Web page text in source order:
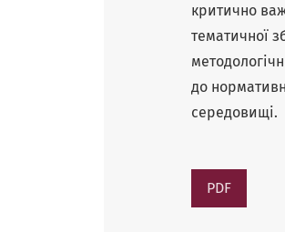
критично
тематичної
до
середовищі.
PDF